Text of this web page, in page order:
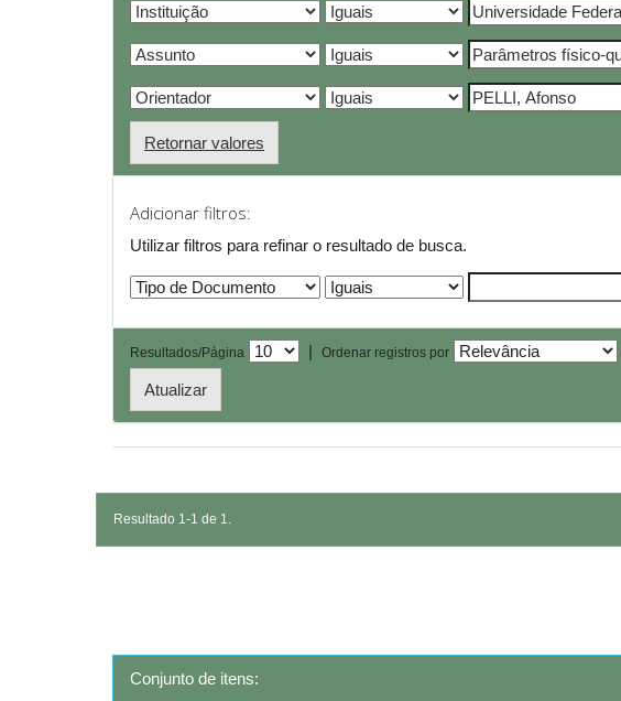
Retornar valores
Adicionar filtros:
Utilizar filtros para refinar o resultado de busca.
Resultados/Página | Ordenar registros por
Resultado 1-1 de 1.
Conjunto de itens: